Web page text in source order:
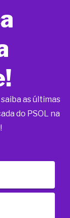
as últimas
do PSOL na